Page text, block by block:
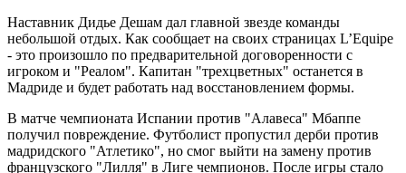
Наставник Дидье Дешам дал главной звезде команды
небольшой отдых. Как сообщает на своих страницах L’Equipe
- это произошло по предварительной договоренности с
игроком и "Реалом". Капитан "трехцветных" останется в
Мадриде и будет работать над восстановлением формы.
В матче чемпионата Испании против "Алавеса" Мбаппе
получил повреждение. Футболист пропустил дерби против
мадридского "Атлетико", но смог выйти на замену против
французского "Лилля" в Лиге чемпионов. После игры стало